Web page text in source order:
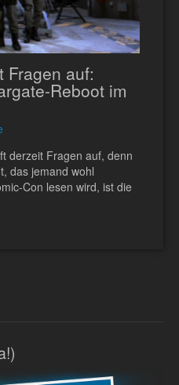
Fragen auf:
Reboot im
derzeit Fragen auf, denn
das jemand wohl
Con lesen wird, ist die